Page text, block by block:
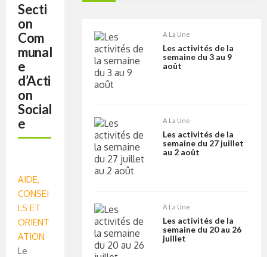
Secti
on
Com
munal
e
d’Acti
on
Social
e
AIDE,
CONSEI
LS ET
ORIENT
ATION
Le
A La Une
Les activités de la
semaine du 3 au 9
août
A La Une
Les activités de la
semaine du 27 juillet
au 2 août
A La Une
Les activités de la
semaine du 20 au 26
juillet